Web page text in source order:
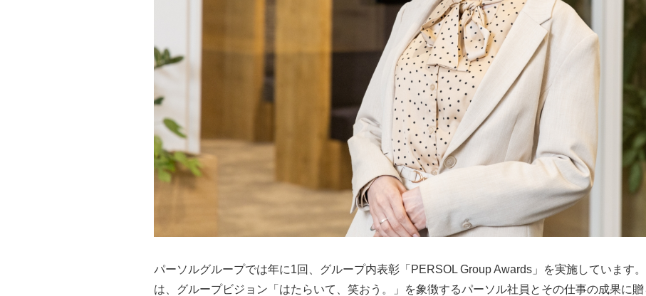
パーソルグループでは年に1回、グループ内表彰「PERSOL Group Awards」を実施しています
は、グループビジョン「はたらいて、笑おう。」を象徴するパーソル社員とその仕事の成果に